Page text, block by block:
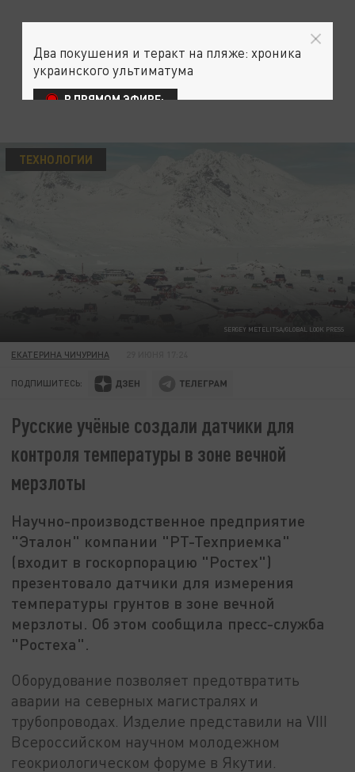
SERGEY METELITSA/GLOBAL LOOK PRESS
ТЕХНОЛОГИИ
ЕКАТЕРИНА ЧИЧУРИНА
ПОДПИШИТЕСЬ:
Русские учёные создали датчики для
контроля температуры в зоне вечной
мерзлоты
Научно-производственное предприятие
"Эталон" компании "РТ-Техприемка"
(входит в госкорпорацию "Ростех")
презентовало датчики для измерения
температуры грунтов в зоне вечной
мерзлоты. Об этом сообщила пресс-служба
"Ростеха".
Оборудование позволяет предотвратить
аварии на северных магистралях и
трубопроводах. Изделие представили на VIII
Всероссийском научном молодежном
геокриологическом форуме в Якутии.
Два покушения и теракт на пляже: хроника
украинского ультиматума
В ПРЯМОМ ЭФИРЕ: